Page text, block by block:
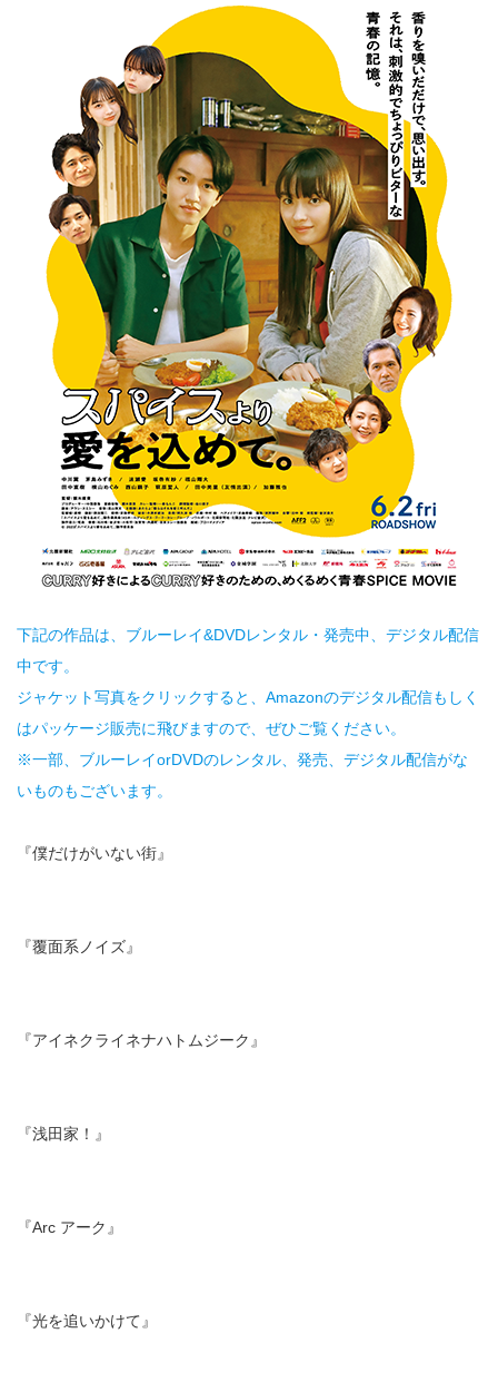
下記の作品は、ブルーレイ&DVDレンタル・発売中、デジタル配信
中です。
ジャケット写真をクリックすると、Amazonのデジタル配信もしく
はパッケージ販売に飛びますので、ぜひご覧ください。
※一部、ブルーレイorDVDのレンタル、発売、デジタル配信がな
いものもございます。
『僕だけがいない街』
『覆面系ノイズ』
『アイネクライネナハトムジーク』
『浅田家！』
『Arc アーク』
『光を追いかけて』